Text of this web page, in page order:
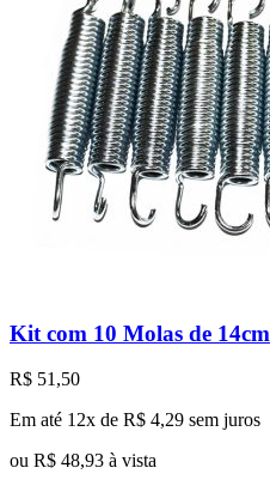
Kit com 10 Molas de 14cm
R$ 51,50
Em até 12x de R$ 4,29 sem juros
ou R$ 48,93 à vista